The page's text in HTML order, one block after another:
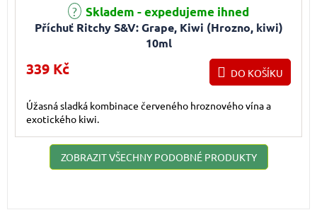
Příchuť Ritchy S&V: Grape, Kiwi (Hrozno, kiwi)
10ml
Průměrné hodnocení produktu je 5,0 z 5 hvězdiček.
Skladem - expedujeme ihned
339 Kč DO KOŠÍKU
Úžasná sladká kombinace červeného hroznového vína a
exotického kiwi.
ZOBRAZIT VŠECHNY PODOBNÉ PRODUKTY